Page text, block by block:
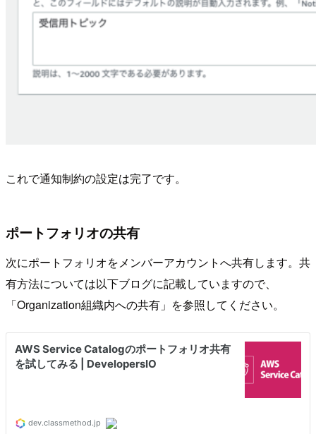
これで通知制約の設定は完了です。
ポートフォリオの共有
次にポートフォリオをメンバーアカウントへ共有します。共
有方法については以下ブログに記載していますので、
「Organization組織内への共有」を参照してください。